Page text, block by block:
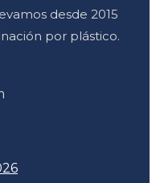
desde 2015
por plástico.